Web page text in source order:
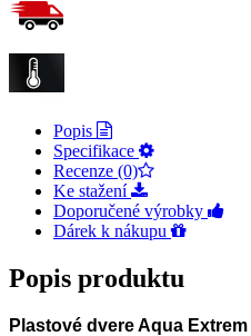
Popis
Specifikace
Recenze (0)
Ke stažení
Doporučené výrobky
Dárek k nákupu
Popis produktu
Plastové dvere Aqua Extrem